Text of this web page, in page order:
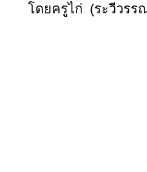
โดยครูไก่ (ระวีวร